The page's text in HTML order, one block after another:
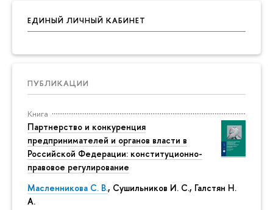
ЕДИНЫЙ ЛИЧНЫЙ КАБИНЕТ
ПУБЛИКАЦИИ
Книга
Партнерство и конкуренция
предпринимателей и органов власти в
Российской Федерации: конституционно-
правовое регулирование
Масленникова С. В., Сушильников И. С., Галстян Н.
А.